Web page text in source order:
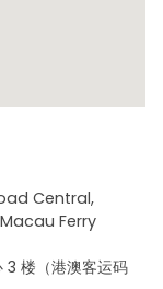
Central,
Ferry
3 楼（港澳客运码